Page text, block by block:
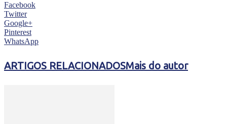
Facebook
Twitter
Google+
Pinterest
WhatsApp
ARTIGOS RELACIONADOSMais do autor